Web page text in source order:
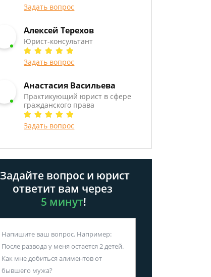
Задать вопрос
Алексей Терехов
Юрист-консультант
Задать вопрос
Анастасия Васильева
Практикующий юрист в сфере
гражданского права
Задать вопрос
Задайте вопрос и юрист
ответит вам через
5 минут!